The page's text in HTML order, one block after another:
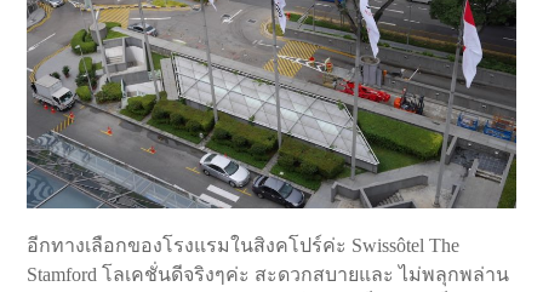
อีกทางเลือกของโรงแรมในสิงคโปร์ค่ะ Swissôtel The
Stamford โลเคชั่นดีจริงๆค่ะ สะดวกสบายและ ไม่พลุกพล่าน